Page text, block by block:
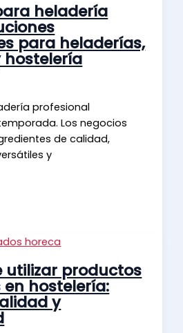
heladería
para heladerías,
hostelería
profesional
Los negocios
de calidad,
y
utilizar productos
hostelería:
y